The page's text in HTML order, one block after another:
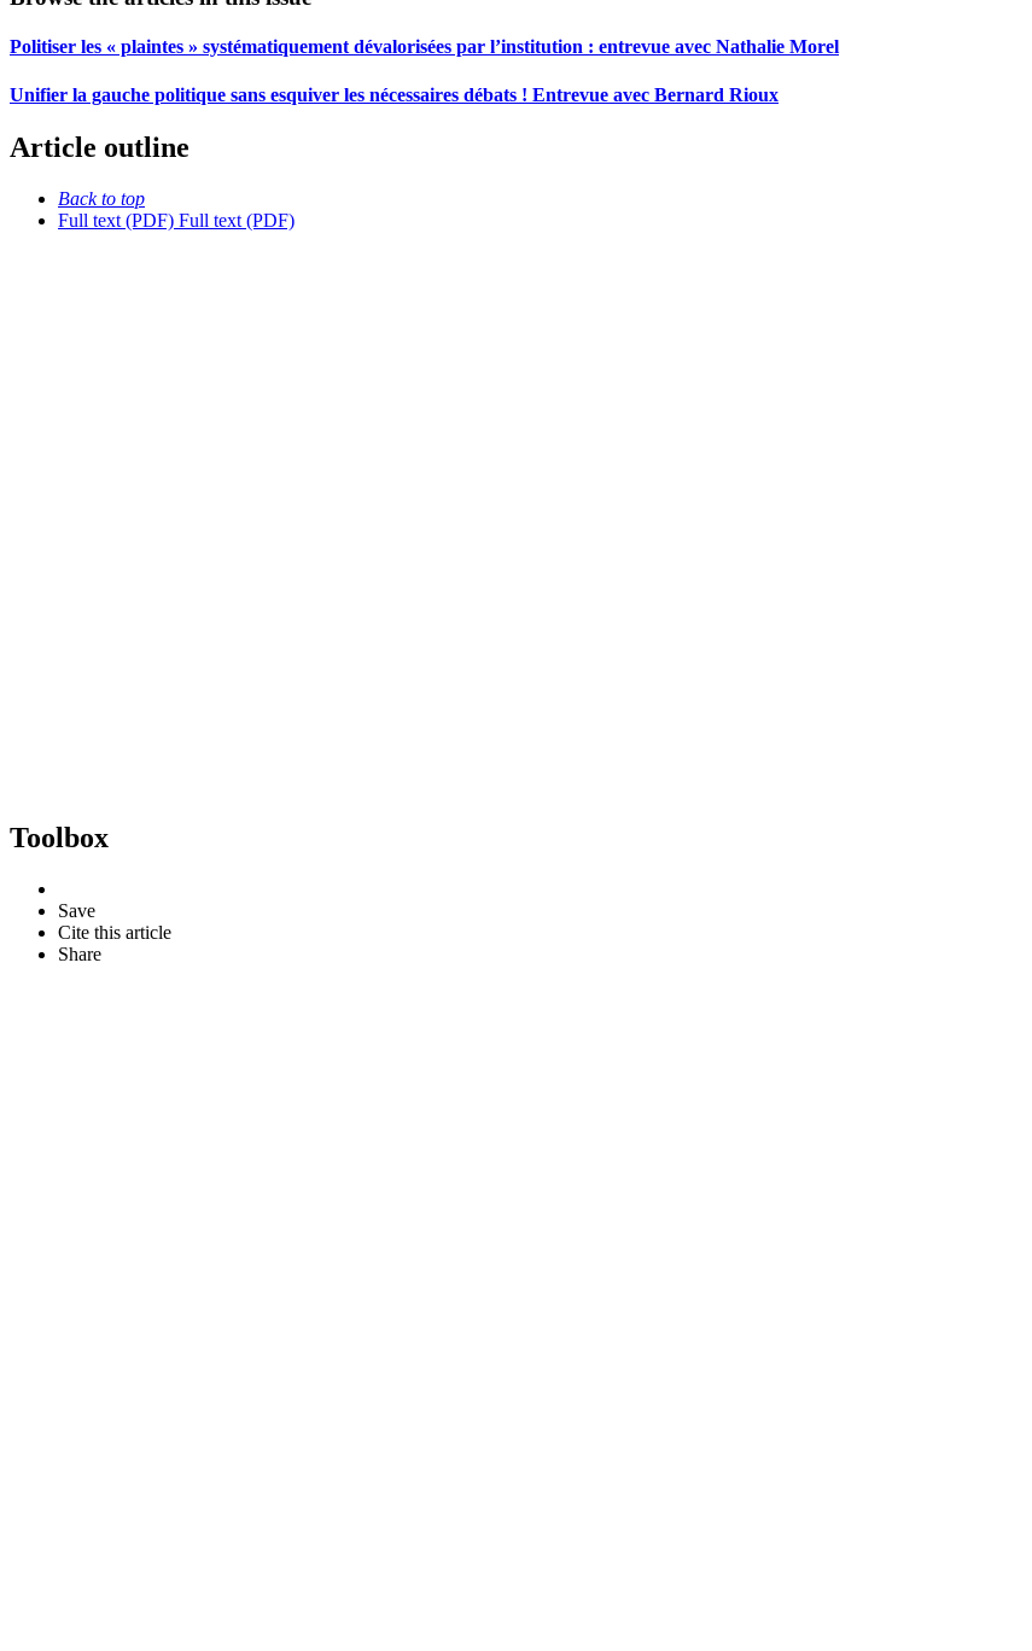
Politiser les « plaintes » systématiquement dévalorisées par l’institution : entrevue avec Nathalie Morel
Unifier la gauche politique sans esquiver les nécessaires débats ! Entrevue avec Bernard Rioux
Article outline
Back to top
Full text (PDF) Full text (PDF)
Toolbox
Save
Cite this article
Share